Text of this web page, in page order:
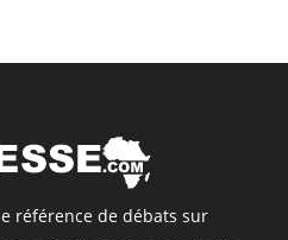
référence de débats sur